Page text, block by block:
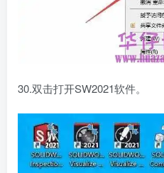
30.双击打开SW2021软件。